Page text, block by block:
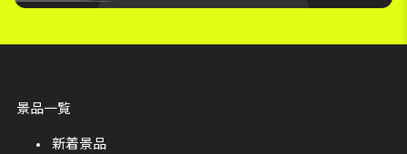
景品一覧
新着景品